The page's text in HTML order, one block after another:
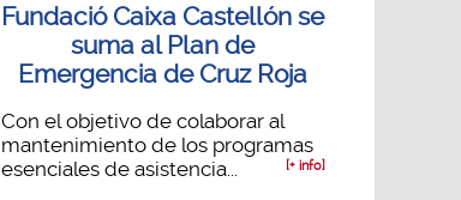
Fundació Caixa Castellón se
suma al Plan de
Emergencia de Cruz Roja
Con el objetivo de colaborar al
mantenimiento de los programas
esenciales de asistencia...
[+ info]